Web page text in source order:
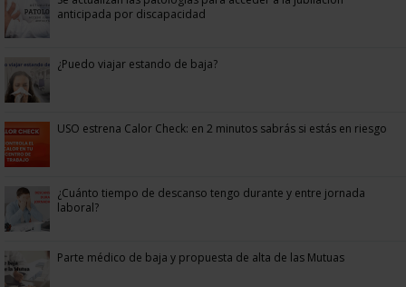
anticipada por discapacidad
¿Puedo viajar estando de baja?
USO estrena Calor Check: en 2 minutos sabrás si estás en riesgo
¿Cuánto tiempo de descanso tengo durante y entre jornada
laboral?
Parte médico de baja y propuesta de alta de las Mutuas